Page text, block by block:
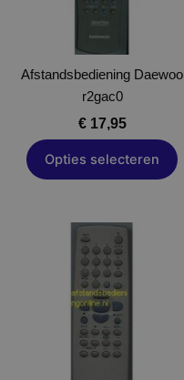
Afstandsbediening Daewoo
r2gac0
€17,95
Opties selecteren
optie
kan
gekozen
worden
op
de
productpagina